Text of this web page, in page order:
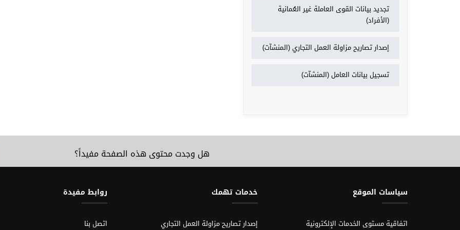
تجديد بيانات القوى العاملة غير العُمانية
(الأفراد)
إصدار تصاريح مزاولة العمل التجاري (المنشآت)
تسجيل بيانات العامل (المنشآت)
هل وجدت محتوى هذه الصفحة مفيداً؟
سياسات الموقع
اتفاقية مستوى الخدمات الإلكترونية
خدمات تهمك
إصدار تصاريح مزاولة العمل التجاري
روابط مفيدة
اتصل بنا